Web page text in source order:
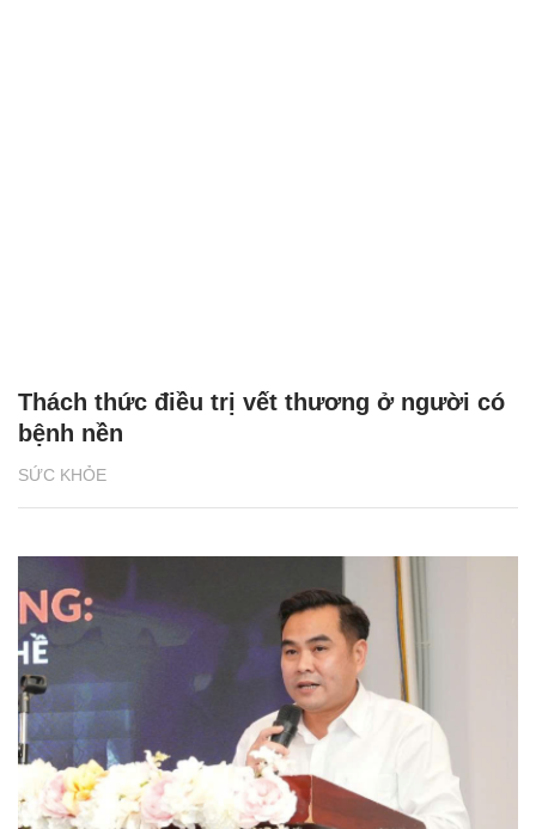
SỨC KHỎE
Thách thức điều trị vết thương ở người có
bệnh nền